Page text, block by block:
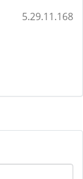
5.29.11.168